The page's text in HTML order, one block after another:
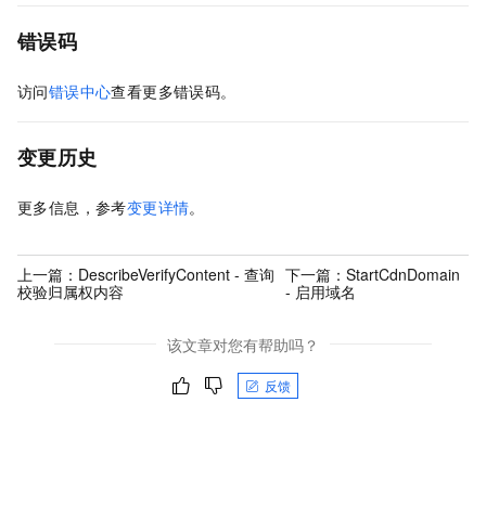
错误码
访问错误中心查看更多错误码。
变更历史
更多信息，参考变更详情。
上一篇： DescribeVerifyContent - 查询
校验归属权内容
下一篇： StartCdnDomain
- 启用域名
该文章对您有帮助吗？
反馈